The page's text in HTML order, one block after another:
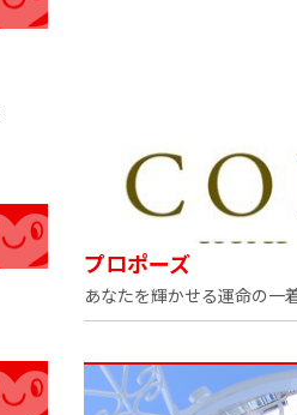
プロポーズ
あなたを輝かせる運命の一